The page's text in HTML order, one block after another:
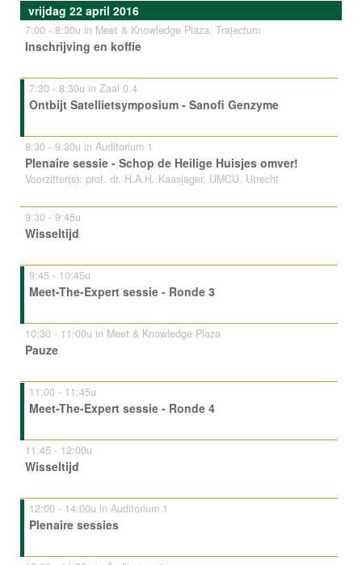
vrijdag 22 april 2016
7:00 - 8:30u in Meet & Knowledge Plaza, Trajectum
Inschrijving en koffie
7:30 - 8:30u in Zaal 0.4
Ontbijt Satellietsymposium - Sanofi Genzyme
8:30 - 9:30u in Auditorium 1
Plenaire sessie - Schop de Heilige Huisjes omver!
Voorzitter(s): prof. dr. H.A.H. Kaasjager, UMCU, Utrecht
9:30 - 9:45u
Wisseltijd
9:45 - 10:45u
Meet-The-Expert sessie - Ronde 3
10:30 - 11:00u in Meet & Knowledge Plaza
Pauze
11:00 - 11:45u
Meet-The-Expert sessie - Ronde 4
11:45 - 12:00u
Wisseltijd
12:00 - 14:00u in Auditorium 1
Plenaire sessies